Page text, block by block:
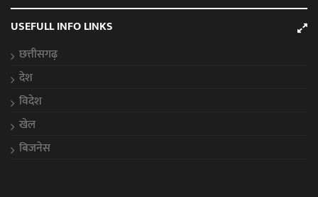
USEFULL INFO LINKS
छत्तीसगढ़
देश
विदेश
खेल
बिजनेस